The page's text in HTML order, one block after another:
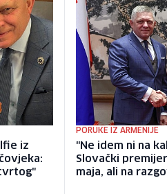
iz
PORUKE IZ ARMENIJE
"Ne idem ni na
Slovački
maja, ali na